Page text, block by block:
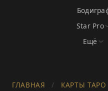
Star Pro
Ещё
ГЛАВНАЯ / КАРТЫ ТАРО